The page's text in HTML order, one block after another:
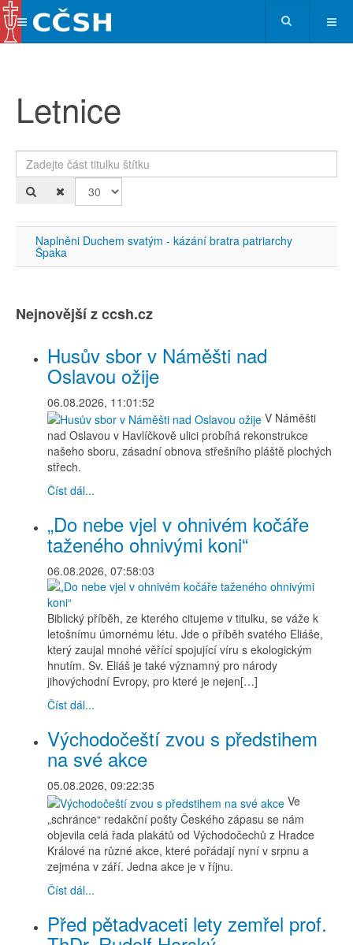
Letnice
Zadejte část titulku štítku
Naplněni Duchem svatým - kázání bratra patriarchy
Špaka
Nejnovější z ccsh.cz
Husův sbor v Náměšti nad
Oslavou ožije
06.08.2026, 11:01:52
V Náměšti
nad Oslavou v Havlíčkově ulici probíhá rekonstrukce
našeho sboru, zásadní obnova střešního pláště plochých
střech.
Číst dál...
„Do nebe vjel v ohnivém kočáře
taženého ohnivými koni“
06.08.2026, 07:58:03
Biblický příběh, ze kterého citujeme v titulku, se váže k
letošnímu úmornému létu. Jde o příběh svatého Eliáše,
který zaujal mnohé věřící spojující víru s ekologickým
hnutím. Sv. Eliáš je také významný pro národy
jihovýchodní Evropy, pro které je nejen[…]
Číst dál...
Východočeští zvou s předstihem
na své akce
05.08.2026, 09:22:35
Ve
„schránce“ redakční pošty Českého zápasu se nám
objevila celá řada plakátů od Východočechů z Hradce
Králové na různé akce, které pořádají nyní v srpnu a
zejména v září. Jedna akce je v říjnu.
Číst dál...
Před pětadvaceti lety zemřel prof.